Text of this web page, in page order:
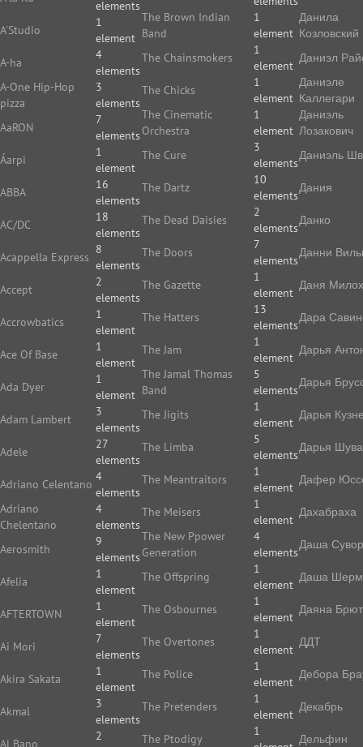
elements
A'Studio
1
element
A-ha
4
elements
A-One Hip-Hop
pizza
3
elements
AaRON
7
elements
Áarpi
1
element
ABBA
16
elements
AC/DC
18
elements
Acappella Express
8
elements
Accept
2
elements
Accrowbatics
1
element
Ace Of Base
1
element
Ada Dyer
1
element
Adam Lambert
3
elements
Adele
27
elements
Adriano Celentano
4
elements
Adriano
Chelentano
4
elements
Aerosmith
9
elements
Afelia
1
element
AFTERTOWN
1
element
Ai Mori
7
elements
Akira Sakata
1
element
Akmal
3
elements
Al Bano
2
The Brown Indian
Band
1
element
The Chainsmokers
1
element
The Chicks
1
element
The Cinematic
Orchestra
1
element
The Cure
3
elements
The Dartz
10
elements
The Dead Daisies
2
elements
The Doors
7
elements
The Gazette
1
element
The Hatters
13
elements
The Jam
1
element
The Jamal Thomas
Band
5
elements
The Jigits
1
element
The Limba
5
elements
The Meantraitors
1
element
The Meisers
1
element
The New Ppower
Generation
4
elements
The Offspring
1
element
The Osbournes
1
element
The Overtones
1
element
The Police
1
element
The Pretenders
1
element
The Ptodigy
1
Данила
Козловский
Даниэл
Даниэле
Каллегари
Даниэль
Лозакович
Даниэль
Дания
Данко
Данни
Даня
Дара
Дарья
Дарья
Дарья
Дарья
Дафер
Дахабраха
Даша
Даша
Даяна Брют
ДДТ
Дебора
Декабрь
Дельфин